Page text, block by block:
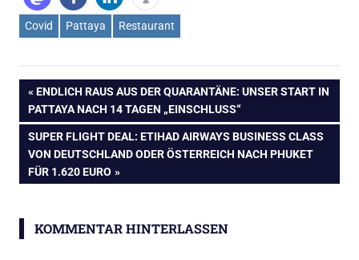
Covid Pattaya Restaurant
Beitragsnavigation
VORHERIGER
BEITRAG:
ENDLICH RAUS AUS DER QUARANTÄNE: UNSER START IN
PATTAYA NACH 14 TAGEN „EINSCHLUSS“
NÄCHSTER
BEITRAG:
SUPER FLIGHT DEAL: ETIHAD AIRWAYS BUSINESS CLASS
VON DEUTSCHLAND ODER ÖSTERREICH NACH PHUKET
FÜR 1.620 EURO
KOMMENTAR HINTERLASSEN